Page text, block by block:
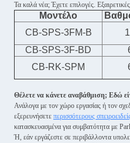
Τα καλά νέα; Έχετε επιλογές.
Μοντέλο
CB-SPS-3FM-B
CB-SPS-3F-BD
CB-RK-SPM
Θέλετε να κάνετε αναβάθμιση; Εδώ
Ανάλογα με τον χώρο εργασίας ή τον
εξερευνήσετε περισσότερους
κατασκευασμένα για συμβατότητα με
Ή, εάν εργάζεστε σε περιβάλλοντα